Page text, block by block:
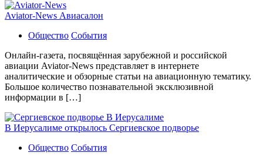
Aviator-News Авиасалон
Общество События
Онлайн-газета, посвящённая зарубежной и российской
авиации Aviator-News представляет в интернете
аналитические и обзорные статьи на авиационную тематику.
Большое количество познавательной эксклюзивной
информации в […]
В Иерусалиме открылось Сергиевское подворье
Общество События